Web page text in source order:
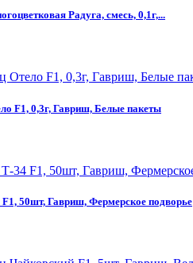
Радуга, смесь, 0,1г,...
F1, 0,3г, Гавриш, Белые пакеты
50шт, Гавриш, Фермерское подворье